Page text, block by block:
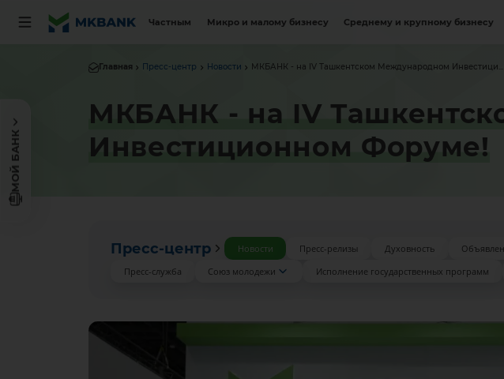
Частным Микро и малому бизнесу Среднему и крупному бизнесу
МОЙ БАНК
Главная Пресс-центр Новости МКБАНК - на IV Ташкентском Международном Инвестици...
МКБАНК - на IV
Инвестиционном Форуме!
Пресс-центр Новости Пресс-релизы Духовность
Пресс-служба
Союз молодежи Исполнение государственных программ